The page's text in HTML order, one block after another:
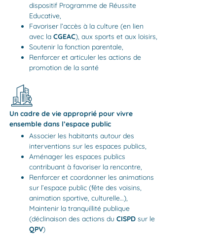
dispositif Programme de Réussite
Educative,
Favoriser l’accès à la culture (en lien
avec la CGEAC), aux sports et aux loisirs,
Soutenir la fonction parentale,
Renforcer et articuler les actions de
promotion de la santé
Un cadre de vie approprié pour vivre
ensemble dans l’espace public
Associer les habitants autour des
interventions sur les espaces publics,
Aménager les espaces publics
contribuant à favoriser la rencontre,
Renforcer et coordonner les animations
sur l’espace public (fête des voisins,
animation sportive, culturelle…),
Maintenir la tranquillité publique
(déclinaison des actions du CISPDsur le
QPV)